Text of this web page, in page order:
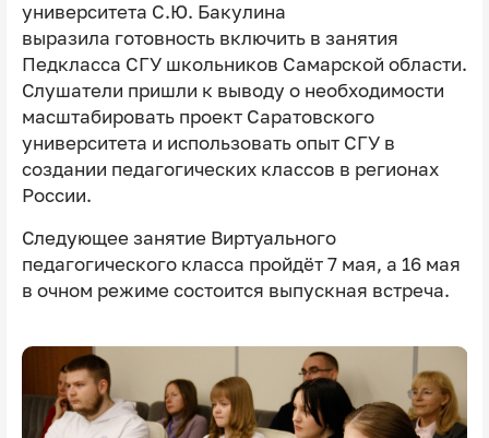
университета С.Ю. Бакулина
выразила готовность включить в занятия
Педкласса СГУ школьников Самарской области.
Слушатели пришли к выводу о необходимости
масштабировать проект Саратовского
университета и использовать опыт СГУ в
создании педагогических классов в регионах
России.
Следующее занятие Виртуального
педагогического класса пройдёт 7 мая, а 16 мая
в очном режиме состоится выпускная встреча.